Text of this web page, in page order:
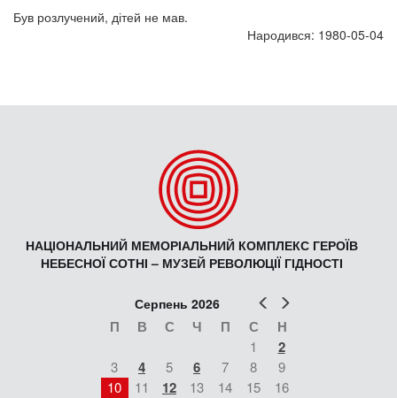
Був розлучений, дітей не мав.
Народився: 1980-05-04
НАЦІОНАЛЬНИЙ МЕМОРІАЛЬНИЙ КОМПЛЕКС ГЕРОЇВ
НЕБЕСНОЇ СОТНІ – МУЗЕЙ РЕВОЛЮЦІЇ ГІДНОСТІ
Попер
Серпень 2026
П В С Ч П С Н
1 2
3 4 5 6 7 8
9
10
11 12 13 14 15
16